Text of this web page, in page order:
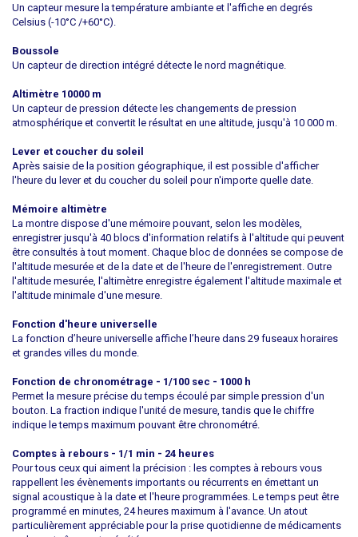
Un capteur mesure la température ambiante et l'affiche en degrés
Celsius (-10°C /+60°C).
Boussole
Un capteur de direction intégré détecte le nord magnétique.
Altimètre 10000 m
Un capteur de pression détecte les changements de pression
atmosphérique et convertit le résultat en une altitude, jusqu'à 10 000 m.
Lever et coucher du soleil
Après saisie de la position géographique, il est possible d'afficher
l'heure du lever et du coucher du soleil pour n'importe quelle date.
Mémoire altimètre
La montre dispose d'une mémoire pouvant, selon les modèles,
enregistrer jusqu'à 40 blocs d'information relatifs à l'altitude qui peuvent
être consultés à tout moment. Chaque bloc de données se compose de
l'altitude mesurée et de la date et de l'heure de l'enregistrement. Outre
l'altitude mesurée, l'altimètre enregistre également l'altitude maximale et
l'altitude minimale d'une mesure.
Fonction d'heure universelle
La fonction d’heure universelle affiche l’heure dans 29 fuseaux horaires
et grandes villes du monde.
Fonction de chronométrage - 1/100 sec - 1000 h
Permet la mesure précise du temps écoulé par simple pression d'un
bouton. La fraction indique l'unité de mesure, tandis que le chiffre
indique le temps maximum pouvant être chronométré.
Comptes à rebours - 1/1 min - 24 heures
Pour tous ceux qui aiment la précision : les comptes à rebours vous
rappellent les évènements importants ou récurrents en émettant un
signal acoustique à la date et l'heure programmées. Le temps peut être
programmé en minutes, 24 heures maximum à l'avance. Un atout
particulièrement appréciable pour la prise quotidienne de médicaments